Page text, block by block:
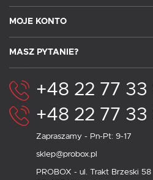
MOJE KONTO
MASZ PYTANIE?
+48 22 77 33
+48 22 77 33
Zapraszamy - Pn-Pt: 9-17
sklep@probox.pl
PROBOX - ul. Trakt Brzeski 58